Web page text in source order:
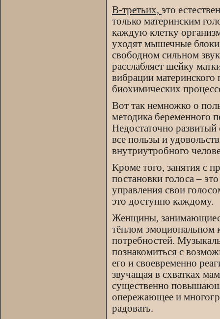
В-третьих, это
только материнским
каждую клетку
уходят мышечные
свободном сильном
расслабляет шейку
вибрации
биохимических
Вот так немножко о
методика беременного
Недостаточно
все пользы и
внутриутробного
Кроме того, занятия с
постановки голоса –
управления свои
это доступно каждому.
Женщины,
тёплом эмоциональном
потребностей.
познакомиться с
его и своевременно
звучащая в схватках
существенно
опережающее и
радовать.